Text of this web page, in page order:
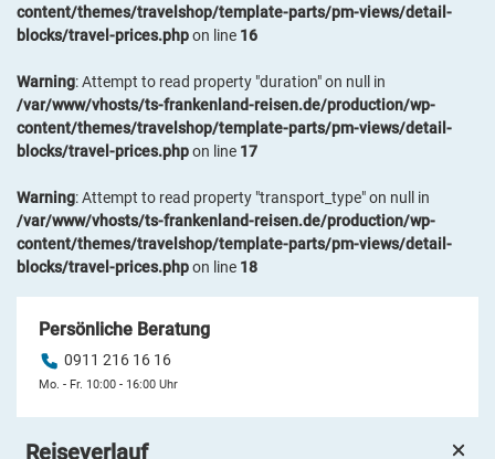
Reiseverlauf
content/themes/travelshop/template-parts/pm-views/detail-
blocks/travel-prices.phpon line 16
Warning: Attempt to read property "duration" on null in
/var/www/vhosts/ts-frankenland-reisen.de/production/wp-
content/themes/travelshop/template-parts/pm-views/detail-
blocks/travel-prices.phpon line 17
Warning: Attempt to read property "transport_type" on null in
/var/www/vhosts/ts-frankenland-reisen.de/production/wp-
content/themes/travelshop/template-parts/pm-views/detail-
blocks/travel-prices.phpon line 18
Persönliche Beratung
0911 216 16 16
Mo. - Fr. 10:00 - 16:00 Uhr